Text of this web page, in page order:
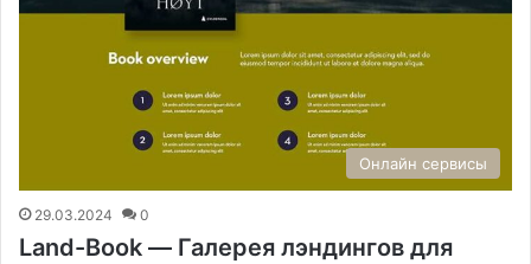
Онлайн сервисы
29.03.2024 0
Land-Book — Галерея лэндингов для